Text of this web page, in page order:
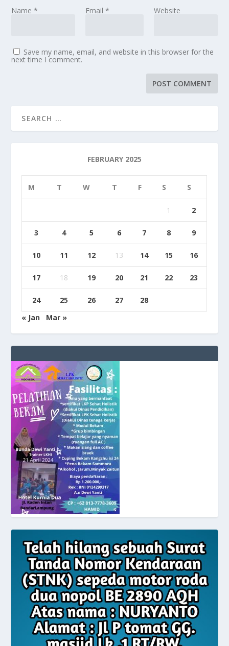
Name* Email * Website
Save my name, email, and website in this browser for the
next time I comment.
FEBRUARY 2025
M T W T F S S
1 2
3 4 5 6 7 8 9
10 11 12 13 14 15 16
17 18 19 20 21 22 23
24 25 26 27
28
« Jan
Mar »